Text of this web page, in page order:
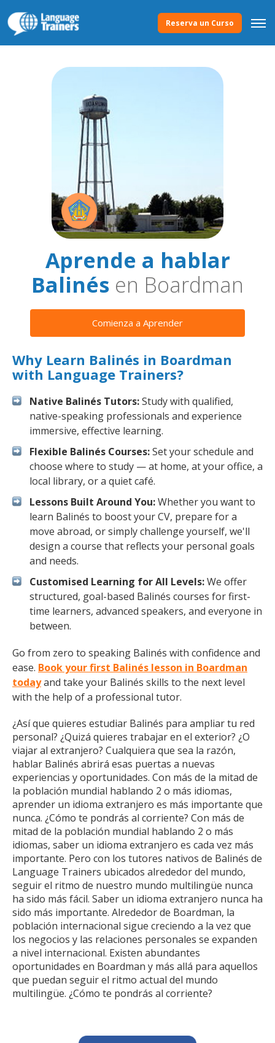
Reserva un Curso
Aprende a hablar
Balinés en Boardman
Comienza a Aprender
Why Learn Balinés in Boardman
with Language Trainers?
Native Balinés Tutors:Study with qualified,
native-speaking professionals and experience
immersive, effective learning.
Flexible Balinés Courses:Set your schedule and
choose where to study — at home, at your office, a
local library, or a quiet café.
Lessons Built Around You:Whether you want to
learn Balinés to boost your CV, prepare for a
move abroad, or simply challenge yourself, we'll
design a course that reflects your personal goals
and needs.
Customised Learning for All Levels:We offer
structured, goal-based Balinés courses for first-
time learners, advanced speakers, and everyone in
between.
Go from zero to speaking Balinés with confidence and
ease. Book your first Balinés lesson in Boardman
todayand take your Balinés skills to the next level
with the help of a professional tutor.
¿Así que quieres estudiar Balinés para ampliar tu red
personal? ¿Quizá quieres trabajar en el exterior? ¿O
viajar al extranjero? Cualquiera que sea la razón,
hablar Balinés abrirá esas puertas a nuevas
experiencias y oportunidades. Con más de la mitad de
la población mundial hablando 2 o más idiomas,
aprender un idioma extranjero es más importante que
nunca. ¿Cómo te pondrás al corriente? Con más de
mitad de la población mundial hablando 2 o más
idiomas, saber un idioma extranjero es cada vez más
importante. Pero con los tutores nativos de Balinés de
Language Trainers ubicados alrededor del mundo,
seguir el ritmo de nuestro mundo multilingüe nunca
ha sido más fácil. Saber un idioma extranjero nunca ha
sido más importante. Alrededor de Boardman, la
población internacional sigue creciendo a la vez que
los negocios y las relaciones personales se expanden
a nivel internacional. Existen abundantes
oportunidades en Boardman y más allá para aquellos
que puedan seguir el ritmo actual del mundo
multilingüe. ¿Cómo te pondrás al corriente?